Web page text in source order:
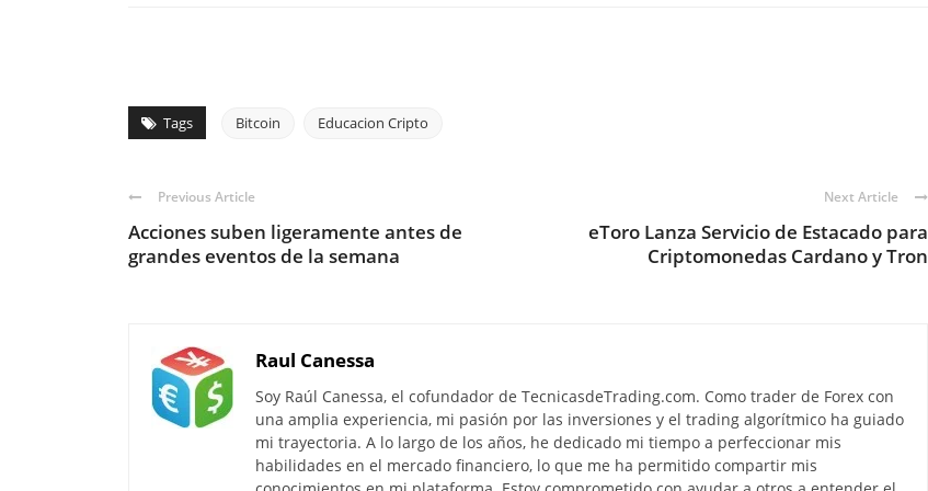
Tags Bitcoin Educacion Cripto
Previous Article
Acciones suben ligeramente antes de
grandes eventos de la semana
Next Article
eToro Lanza Servicio de Estacado para
Criptomonedas Cardano y Tron
Raul Canessa
Soy Raúl Canessa, el cofundador de TecnicasdeTrading.com. Como trader de Forex con
una amplia experiencia, mi pasión por las inversiones y el trading algorítmico ha guiado
mi trayectoria. A lo largo de los años, he dedicado mi tiempo a perfeccionar mis
habilidades en el mercado financiero, lo que me ha permitido compartir mis